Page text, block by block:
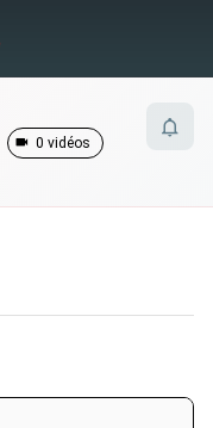
0 vidéos